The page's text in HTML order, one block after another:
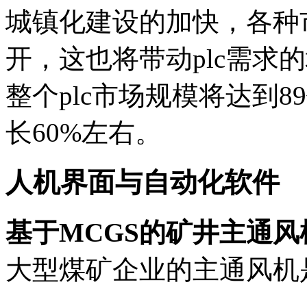
城镇化建设的加快，各
开，这也将带动plc需求
整个plc市场规模将达到
长60%左右。
人机界面与自动化软件
基于MCGS的矿井主通
大型煤矿企业的主通风